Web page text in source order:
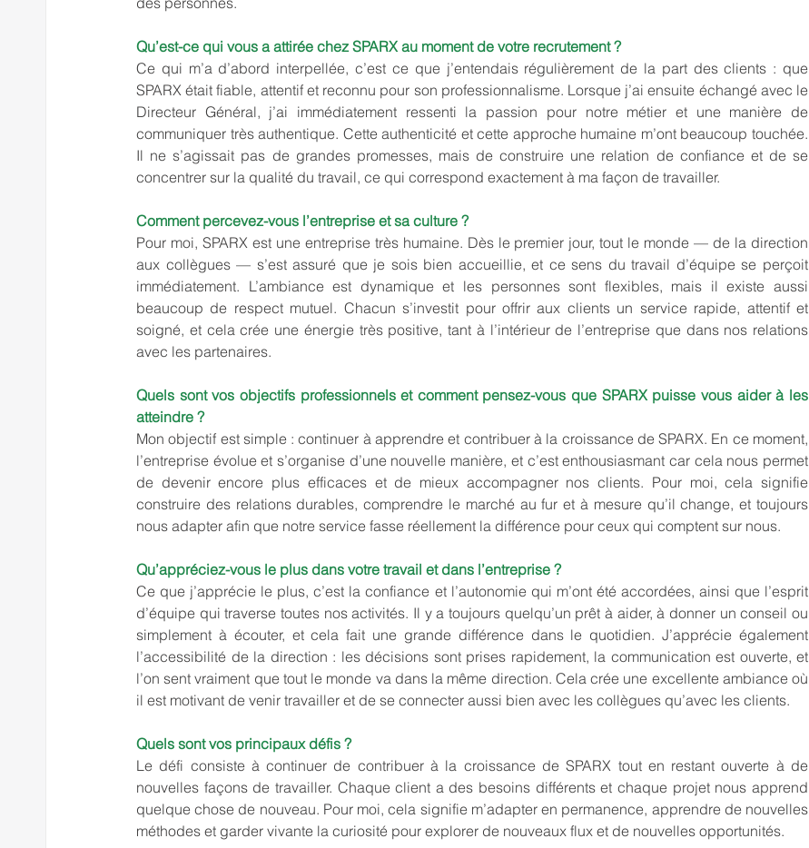
Qu’est-ce qui vous a attirée chez SPARX au moment de votre recrutement ?
Ce qui m’a d’abord interpellée, c’est ce que j’entendais régulièrement de la part des clients : que
SPARX était fiable, attentif et reconnu pour son professionnalisme. Lorsque j’ai ensuite échangé avec le
Directeur Général, j’ai immédiatement ressenti la passion pour notre métier et une manière de
communiquer très authentique. Cette authenticité et cette approche humaine m’ont beaucoup touchée.
Il ne s’agissait pas de grandes promesses, mais de construire une relation de confiance et de se
concentrer sur la qualité du travail, ce qui correspond exactement à ma façon de travailler.
Comment percevez-vous l’entreprise et sa culture ?
Pour moi, SPARX est une entreprise très humaine. Dès le premier jour, tout le monde — de la direction
aux collègues — s’est assuré que je sois bien accueillie, et ce sens du travail d’équipe se perçoit
immédiatement. L’ambiance est dynamique et les personnes sont flexibles, mais il existe aussi
beaucoup de respect mutuel. Chacun s’investit pour offrir aux clients un service rapide, attentif et
soigné, et cela crée une énergie très positive, tant à l’intérieur de l’entreprise que dans nos relations
avec les partenaires.
Quels sont vos objectifs professionnels et comment pensez-vous que SPARX puisse vous aider à les
atteindre ?
Mon objectif est simple : continuer à apprendre et contribuer à la croissance de SPARX. En ce moment,
l’entreprise évolue et s’organise d’une nouvelle manière, et c’est enthousiasmant car cela nous permet
de devenir encore plus efficaces et de mieux accompagner nos clients. Pour moi, cela signifie
construire des relations durables, comprendre le marché au fur et à mesure qu’il change, et toujours
nous adapter afin que notre service fasse réellement la différence pour ceux qui comptent sur nous.
Qu’appréciez-vous le plus dans votre travail et dans l’entreprise ?
Ce que j’apprécie le plus, c’est la confiance et l’autonomie qui m’ont été accordées, ainsi que l’esprit
d’équipe qui traverse toutes nos activités. Il y a toujours quelqu’un prêt à aider, à donner un conseil ou
simplement à écouter, et cela fait une grande différence dans le quotidien. J’apprécie également
l’accessibilité de la direction : les décisions sont prises rapidement, la communication est ouverte, et
l’on sent vraiment que tout le monde va dans la même direction. Cela crée une excellente ambiance où
il est motivant de venir travailler et de se connecter aussi bien avec les collègues qu’avec les clients.
Quels sont vos principaux défis ?
Le défi consiste à continuer de contribuer à la croissance de SPARX tout en restant ouverte à de
nouvelles façons de travailler. Chaque client a des besoins différents et chaque projet nous apprend
quelque chose de nouveau. Pour moi, cela signifie m’adapter en permanence, apprendre de nouvelles
méthodes et garder vivante la curiosité pour explorer de nouveaux flux et de nouvelles opportunités.